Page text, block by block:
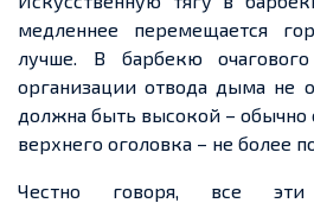
медленнее перемещается
лучше. В барбекю
организации отвода дыма не
должна быть высокой – обычно
верхнего оголовка – не более
Честно говоря, все